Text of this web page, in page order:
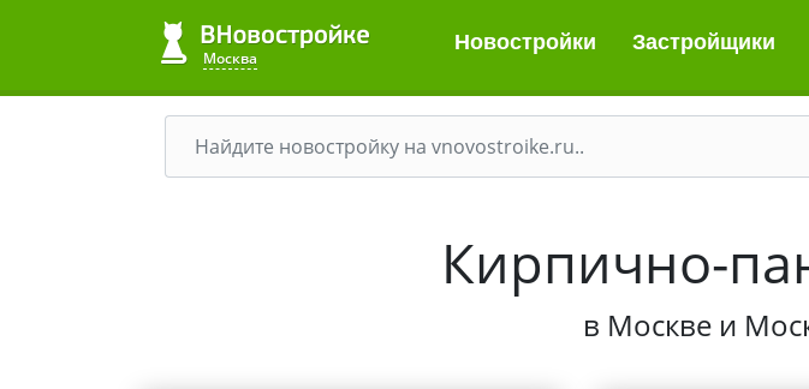
Москва
Новостройки Застройщики
Кирпично-
в Москве и